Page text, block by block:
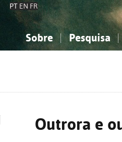
PT EN FR
Sobre Pesquisa
Outrora e